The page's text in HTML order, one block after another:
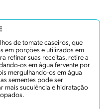
de tomate caseiros, que
em porções e utilizados em
refinar suas receitas, retire a
os em água fervente por
mergulhando-os em água
sementes pode ser
mais suculência e hidratação